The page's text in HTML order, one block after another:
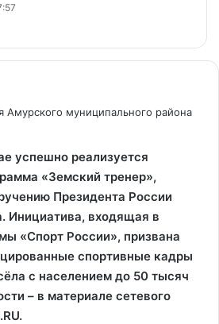
Амурского муниципального района
успешно реализуется
«Земский тренер»,
Президента России
Инициатива, входящая в
«Спорт России», призвана
спортивные кадры
с населением до 50 тысяч
– в материале сетевого